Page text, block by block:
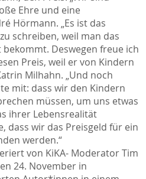
Ehre und eine
Hörmann. „Es ist das
schreiben, weil man das
Deswegen freue ich
Preis, weil er von Kindern
Milhahn. „Und noch
mit: dass wir den Kindern
müssen, um uns etwas
ihrer Lebensrealität
dass wir das Preisgeld für ein
werden.“
von KiKA- Moderator Tim
24. November in